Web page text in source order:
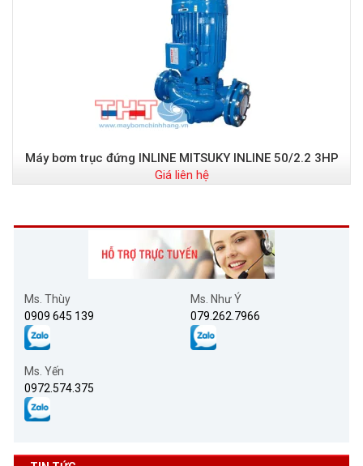
Máy bơm trục đứng INLINE MITSUKY INLINE 50/2.2 3HP
Giá liên hệ
Ms. Thùy
0909 645 139
Ms. Như Ý
079.262.7966
Ms. Yến
0972.574.375